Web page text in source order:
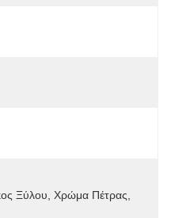
Ξύλου, Χρώμα Πέτρας,